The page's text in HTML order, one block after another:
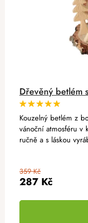
Dřevěný betlém
287 Kč
359 Kč
Kouzelný betlém z
vánoční atmosféru v
ručně a s láskou